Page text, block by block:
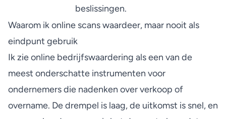
beslissingen.
Waarom ik online scans waardeer, maar nooit als
eindpunt gebruik
Ik zie online bedrijfswaardering als een van de
meest onderschatte instrumenten voor
ondernemers die nadenken over verkoop of
overname. De drempel is laag, de uitkomst is snel, en